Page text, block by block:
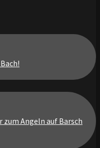
zum Angeln auf Barsch